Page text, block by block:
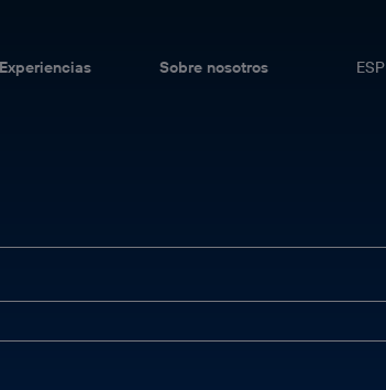
Experiencias Sobre nosotros ESP